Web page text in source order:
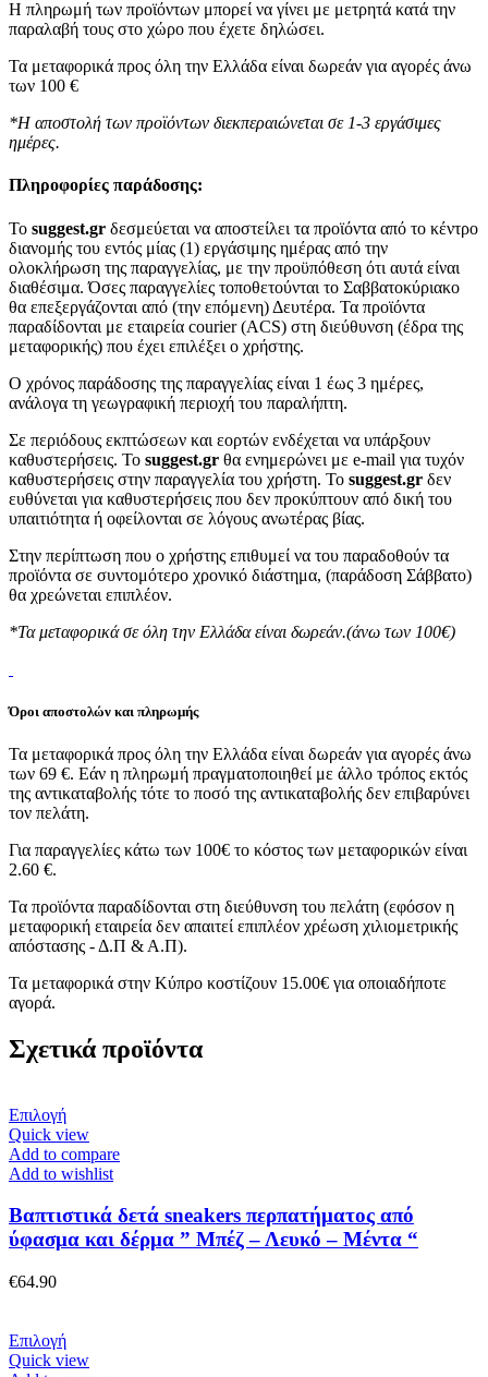
Η πληρωμή των προϊόντων μπορεί να γίνει με μετρητά κατά την
παραλαβή τους στο χώρο που έχετε δηλώσει.
Τα μεταφορικά προς όλη την Ελλάδα είναι δωρεάν για αγορές άνω
των 100 €
*Η αποστολή των προϊόντων διεκπεραιώνεται σε 1-3 εργάσιμες
ημέρες.
Πληροφορίες παράδοσης:
To suggest.gr δεσμεύεται να αποστείλει τα προϊόντα από το κέντρο
διανομής του εντός μίας (1) εργάσιμης ημέρας από την
ολοκλήρωση της παραγγελίας, με την προϋπόθεση ότι αυτά είναι
διαθέσιμα. Όσες παραγγελίες τοποθετούνται το Σαββατοκύριακο
θα επεξεργάζονται από (την επόμενη) Δευτέρα. Τα προϊόντα
παραδίδονται με εταιρεία courier (ACS) στη διεύθυνση (έδρα της
μεταφορικής) που έχει επιλέξει ο χρήστης.
Ο χρόνος παράδοσης της παραγγελίας είναι 1 έως 3 ημέρες,
ανάλογα τη γεωγραφική περιοχή του παραλήπτη.
Σε περιόδους εκπτώσεων και εορτών ενδέχεται να υπάρξουν
καθυστερήσεις. Το suggest.gr θα ενημερώνει με e-mail για τυχόν
καθυστερήσεις στην παραγγελία του χρήστη. Το suggest.gr δεν
ευθύνεται για καθυστερήσεις που δεν προκύπτουν από δική του
υπαιτιότητα ή οφείλονται σε λόγους ανωτέρας βίας.
Στην περίπτωση που ο χρήστης επιθυμεί να του παραδοθούν τα
προϊόντα σε συντομότερο χρονικό διάστημα, (παράδοση Σάββατο)
θα χρεώνεται επιπλέον.
*Τα μεταφορικά σε όλη την Ελλάδα είναι δωρεάν.(άνω των 100€)
Όροι αποστολών και πληρωμής
Τα μεταφορικά προς όλη την Ελλάδα είναι δωρεάν για αγορές άνω
των 69 €. Εάν η πληρωμή πραγματοποιηθεί με άλλο τρόπος εκτός
της αντικαταβολής τότε το ποσό της αντικαταβολής δεν επιβαρύνει
τον πελάτη.
Για παραγγελίες κάτω των 100€ το κόστος των μεταφορικών είναι
2.60 €.
Τα προϊόντα παραδίδονται στη διεύθυνση του πελάτη (εφόσον η
μεταφορική εταιρεία δεν απαιτεί επιπλέον χρέωση χιλιομετρικής
απόστασης - Δ.Π & Α.Π).
Τα μεταφορικά στην Κύπρο κοστίζουν 15.00€ για οποιαδήποτε
αγορά.
Σχετικά προϊόντα
ΕπιλογήΑυτό
το
προϊόν
έχει
παραλλαγές.
επιλογές
σελίδα
του
Quick view
Add to compare
Add to wishlist
Βαπτιστικά δετά sneakers περπατήματος από
ύφασμα και δέρμα ” Μπέζ – Λευκό – Μέντα “
€64.90
ΕπιλογήΑυτό
το
Quick view